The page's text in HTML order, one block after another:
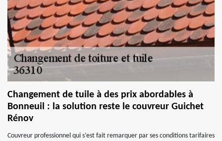
Changement de tuile à des prix abordables à
Bonneuil : la solution reste le couvreur Guichet
Rénov
Couvreur professionnel qui s’est fait remarquer par ses conditions tarifaires